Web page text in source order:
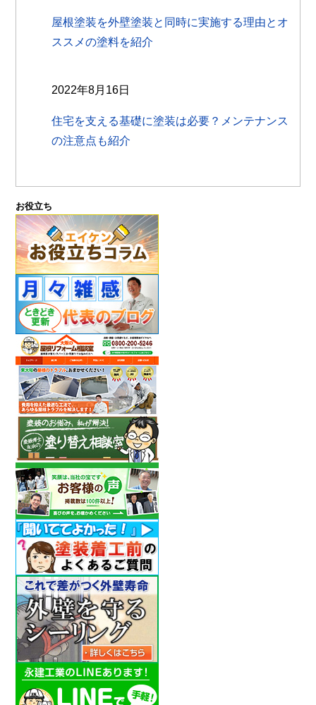
屋根塗装を外壁塗装と同時に実施する理由とオ
ススメの塗料を紹介
2022年8月16日
住宅を支える基礎に塗装は必要？メンテナンス
の注意点も紹介
お役立ち